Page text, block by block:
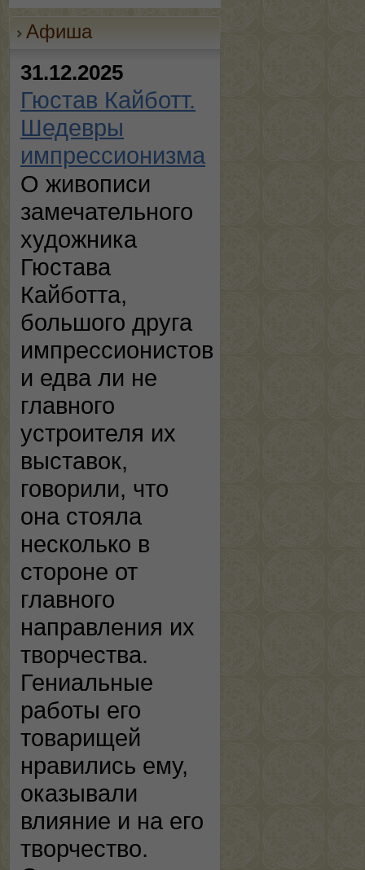
Афиша
31.12.2025
Гюстав Кайботт.
Шедевры
импрессионизма
О живописи
замечательного
художника
Гюстава
Кайботта,
большого друга
импрессионистов
и едва ли не
главного
устроителя их
выставок,
говорили, что
она стояла
несколько в
стороне от
главного
направления их
творчества.
Гениальные
работы его
товарищей
нравились ему,
оказывали
влияние и на его
творчество.